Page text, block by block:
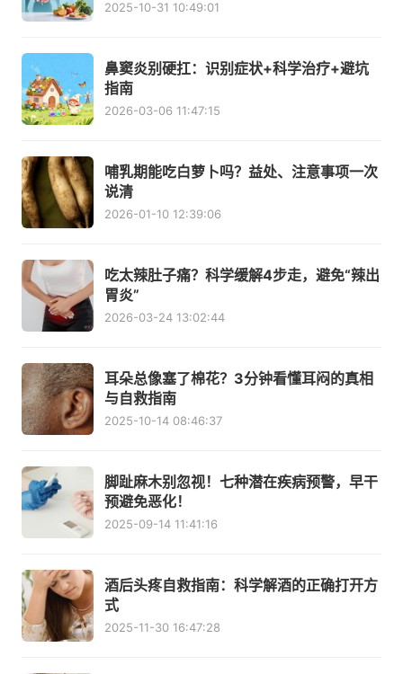
2025-10-31 10:49:01
鼻窦炎别硬扛：识别症状+科学治疗+避坑
指南
2026-03-06 11:47:15
哺乳期能吃白萝卜吗？益处、注意事项一次
说清
2026-01-10 12:39:06
吃太辣肚子痛？科学缓解4步走，避免“辣出
胃炎”
2026-03-24 13:02:44
耳朵总像塞了棉花？3分钟看懂耳闷的真相
与自救指南
2025-10-14 08:46:37
脚趾麻木别忽视！七种潜在疾病预警，早干
预避免恶化！
2025-09-14 11:41:16
酒后头疼自救指南：科学解酒的正确打开方
式
2025-11-30 16:47:28